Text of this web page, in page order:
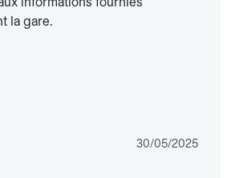
la gare.
30/05/2025